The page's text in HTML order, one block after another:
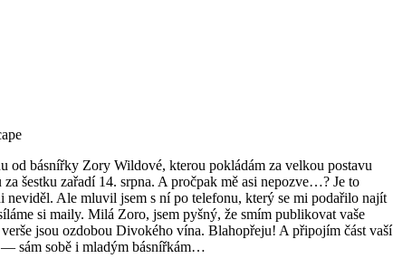
od básnířky Zory Wildové, kterou pokládám za velkou postavu
šestku zařadí 14. srpna. A pročpak mě asi nepozve…? Je to
neviděl. Ale mluvil jsem s ní po telefonu, který se mi podařilo najít
si maily. Milá Zoro, jsem pyšný, že smím publikovat vaše
jsou ozdobou Divokého vína. Blahopřeju! A připojím část vaší
— sám sobě i mladým básnířkám…